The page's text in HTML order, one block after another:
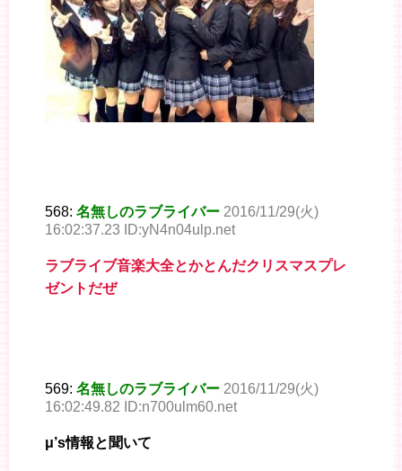
568: 名無しのラブライバー 2016/11/29(火)
16:02:37.23 ID:yN4n04ulp.net
ラブライブ音楽大全とかとんだクリスマスプレ
ゼントだぜ
569: 名無しのラブライバー 2016/11/29(火)
16:02:49.82 ID:n700ulm60.net
μ’s情報と聞いて